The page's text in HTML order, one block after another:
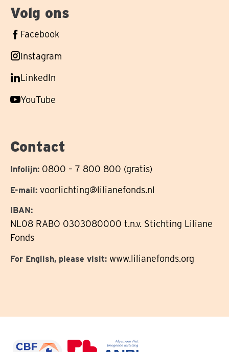
Volg ons
Volg
op
Facebook
Volg
op
Instagram
Volg
op
LinkedIn
Volg
YouTube
Contact
Infolijn: 0800 – 7 800 800 (gratis)
E-mail: voorlichting@lilianefonds.nl
IBAN:
NL08 RABO 0303080000 t.n.v. Stichting Liliane
Fonds
For English, please visit: www.lilianefonds.org